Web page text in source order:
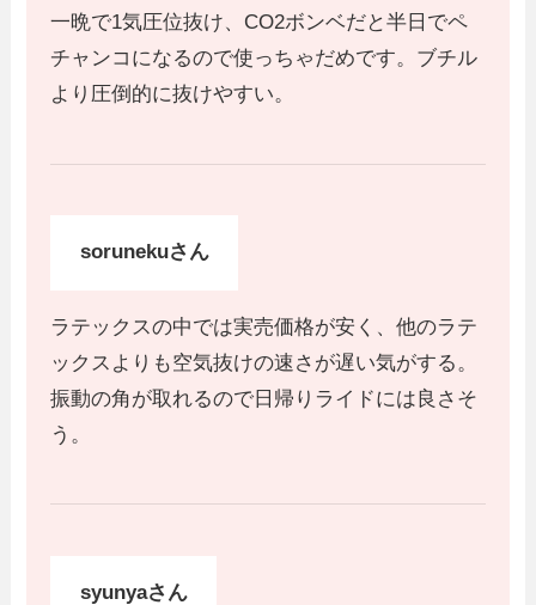
一晩で1気圧位抜け、CO2ボンベだと半日でペ
チャンコになるので使っちゃだめです。ブチル
より圧倒的に抜けやすい。
sorunekuさん
ラテックスの中では実売価格が安く、他のラテ
ックスよりも空気抜けの速さが遅い気がする。
振動の角が取れるので日帰りライドには良さそ
う。
syunyaさん